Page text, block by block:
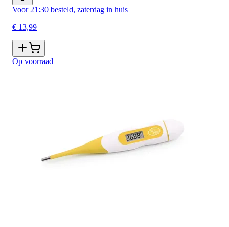
Voor 21:30 besteld, zaterdag in huis
€ 13,99
Op voorraad